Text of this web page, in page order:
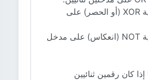
إجراء عملية منطقية XOR (أو الحصر) على
إجراء عملية منطقية NOT (انعكاس) على مدخل
كان رقمين ثنائيين